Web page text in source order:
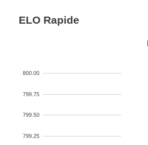
ELO Rapide
799.25
799.50
799.75
800.00